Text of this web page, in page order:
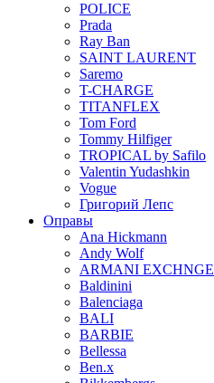
POLICE
Prada
Ray Ban
SAINT LAURENT
Saremo
T-CHARGE
TITANFLEX
Tom Ford
Tommy Hilfiger
TROPICAL by Safilo
Valentin Yudashkin
Vogue
Григорий Лепс
Оправы
Ana Hickmann
Andy Wolf
ARMANI EXCHNGE
Baldinini
Balenciaga
BALI
BARBIE
Bellessa
Ben.x